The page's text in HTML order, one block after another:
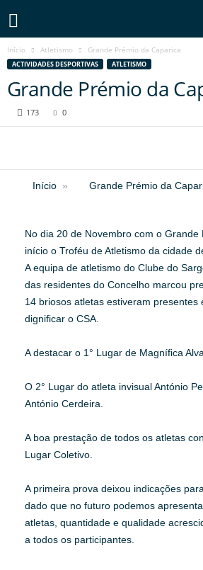
Início Atletismo Grande Prémio da Caparica
ACTIVIDADES DESPORTIVAS ATLETISMO
Grande Prémio da
173 0
Início Grande Prémio da
No dia 20 de Novembro com o
início o Troféu de Atletismo da cidade
A equipa de atletismo do Clube do
das residentes do Concelho marcou
14 briosos atletas estiveram presentes
dignificar o CSA.
A destacar o 1° Lugar de Magnífica
O 2° Lugar do atleta invisual António
António Cerdeira.
A boa prestação de todos os atletas
Lugar Coletivo.
A primeira prova deixou indicações
dado que no futuro podemos
atletas, quantidade e qualidade
a todos os participantes.